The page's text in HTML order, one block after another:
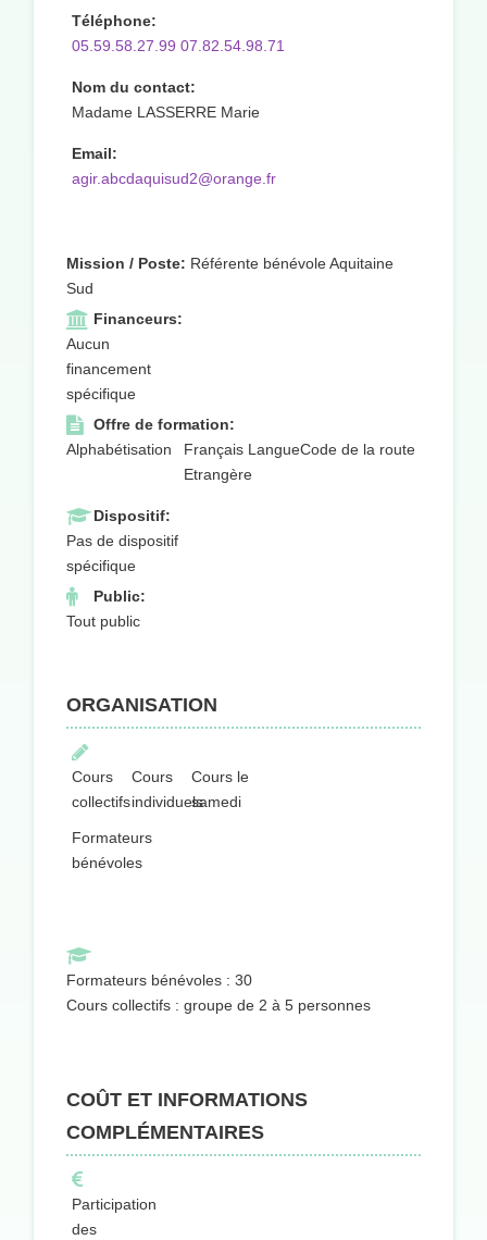
Téléphone:
05.59.58.27.99 07.82.54.98.71
Nom du contact:
Madame LASSERRE Marie
Email:
agir.abcdaquisud2@orange.fr
Mission / Poste: Référente bénévole Aquitaine
Sud
Financeurs:
Aucun
financement
spécifique
Offre de formation:
Alphabétisation
Français Langue
Etrangère
Code de la route
Dispositif:
Pas de dispositif
spécifique
Public:
Tout public
ORGANISATION
Cours
collectifs
Cours
individuels
Cours le
samedi
Formateurs
bénévoles
Formateurs bénévoles : 30
Cours collectifs : groupe de 2 à 5 personnes
COÛT ET INFORMATIONS
COMPLÉMENTAIRES
Participation
des